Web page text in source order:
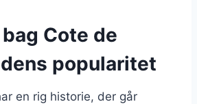
Cote de
popularitet
en rig historie, der går